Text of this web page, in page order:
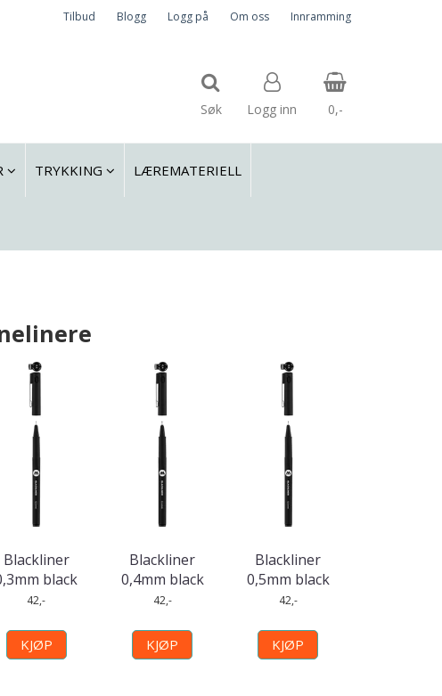
Tilbud Blogg Logg på Om oss Innramming
Søk Logg inn 0,-
TRYKKING LÆREMATERIELL
Blackliner
black
42,-
KJØP
Blackliner
0,4mm black
42,-
KJØP
Blackliner
0,5mm black
42,-
KJØP
Trykk ENTER for å søke